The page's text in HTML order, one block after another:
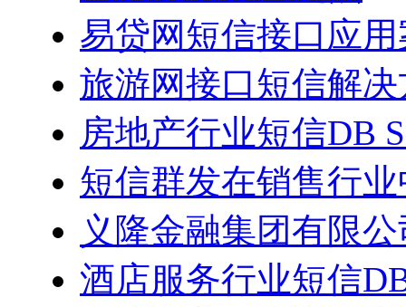
易贷网短信接口应
旅游网接口短信解
房地产行业短信DB
短信群发在销售行
义隆金融集团有限
酒店服务行业短信